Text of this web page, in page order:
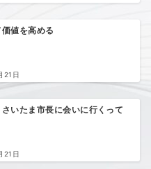
値を高める
21日
いたま市長に会いに行くって
21日